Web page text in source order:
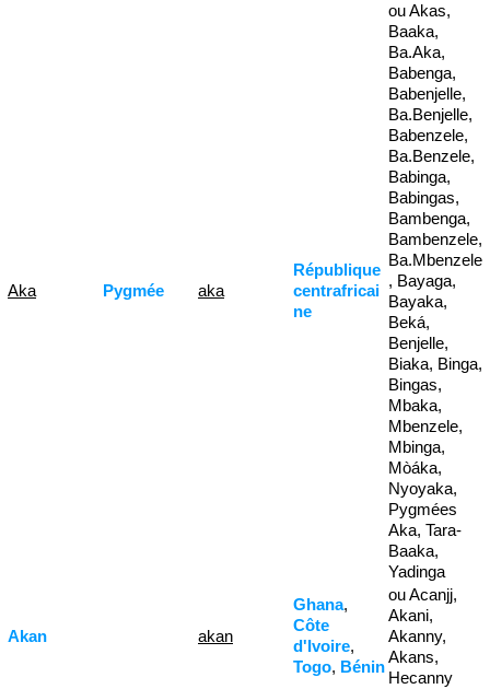
Aka Pygmée aka
République
centrafricai
ne
ou Akas,
Baaka,
Ba.Aka,
Babenga,
Babenjelle,
Ba.Benjelle,
Babenzele,
Ba.Benzele,
Babinga,
Babingas,
Bambenga,
Bambenzele,
Ba.Mbenzele
, Bayaga,
Bayaka,
Beká,
Benjelle,
Biaka, Binga,
Bingas,
Mbaka,
Mbenzele,
Mbinga,
Mòáka,
Nyoyaka,
Pygmées
Aka, Tara-
Baaka,
Yadinga
Akan akan
Ghana,
Côte
d'Ivoire,
Togo, Bénin
ou Acanjj,
Akani,
Akanny,
Akans,
Hecanny